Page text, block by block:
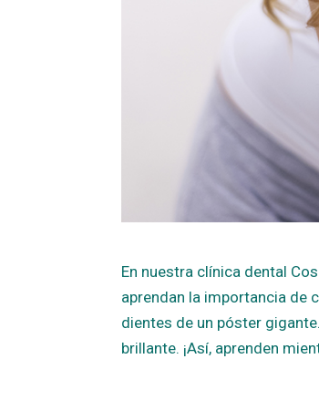
En nuestra clínica dental
aprendan la importancia de
dientes de un póster
brillante. ¡Así, aprenden